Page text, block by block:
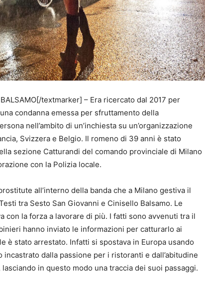
textmarker] – Era ricercato dal 2017 per
condanna emessa per sfruttamento della
nell’ambito di un’inchiesta su un’organizzazione
Svizzera e Belgio. Il romeno di 39 anni è stato
sezione Catturandi del comando provinciale di Milano
con la Polizia locale.
all’interno della banda che a Milano gestiva il
tra Sesto San Giovanni e Cinisello Balsamo. Le
con la forza a lavorare di più. I fatti sono avvenuti tra il
hanno inviato le informazioni per catturarlo ai
è stato arrestato. Infatti si spostava in Europa usando
incastrato dalla passione per i ristoranti e dall’abitudine
in questo modo una traccia dei suoi passaggi.